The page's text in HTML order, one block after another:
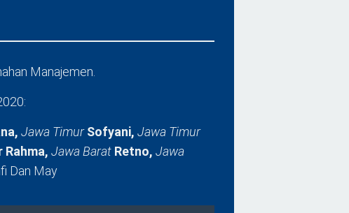
Manajemen.
Jawa TimurSofyani, Jawa Timur
Rahma, Jawa Barat Retno, Jawa
Dan May